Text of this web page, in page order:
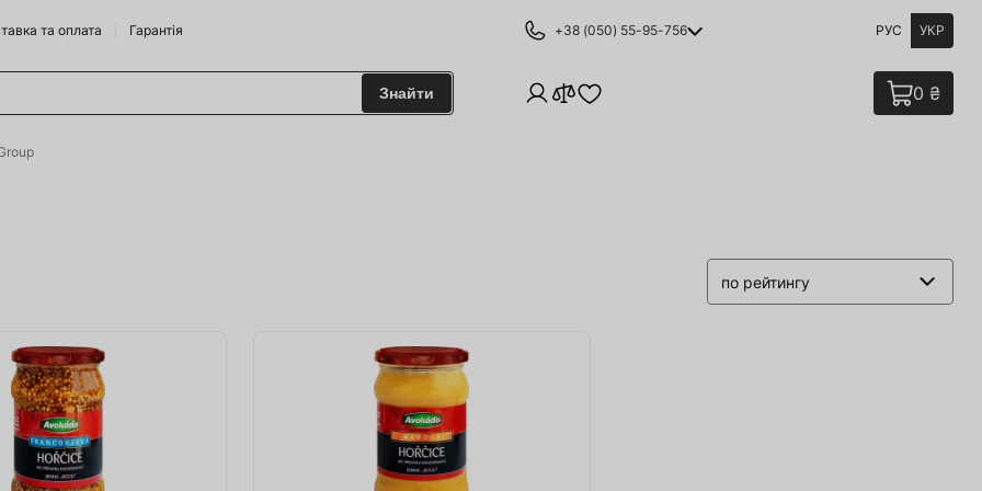
та оплата Гарантія +38 (050) 55-95-756 РУС УКР
Сидрариї
та аксесуари
Знайти 0 ₴
по рейтингу